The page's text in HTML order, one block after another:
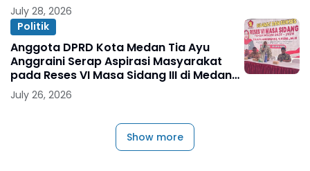
July 28, 2026
Politik
Anggota DPRD Kota Medan Tia Ayu
Anggraini Serap Aspirasi Masyarakat
pada Reses VI Masa Sidang III di Medan
Marelan
July 26, 2026
Show more